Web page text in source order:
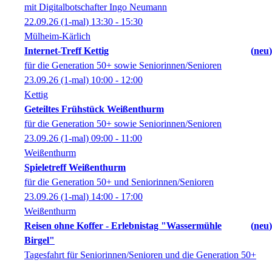
mit Digitalbotschafter Ingo Neumann
22.09.26 (1-mal) 13:30 - 15:30
Mülheim-Kärlich
Internet-Treff Kettig
neu
für die Generation 50+ sowie Seniorinnen/Senioren
23.09.26 (1-mal) 10:00 - 12:00
Kettig
Geteiltes Frühstück Weißenthurm
für die Generation 50+ sowie Seniorinnen/Senioren
23.09.26 (1-mal) 09:00 - 11:00
Weißenthurm
Spieletreff Weißenthurm
für die Generation 50+ und Seniorinnen/Senioren
23.09.26 (1-mal) 14:00 - 17:00
Weißenthurm
Reisen ohne Koffer - Erlebnistag "Wassermühle
Birgel"
neu
Tagesfahrt für Seniorinnen/Senioren und die Generation 50+